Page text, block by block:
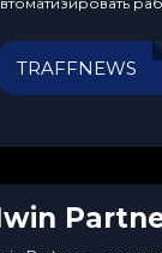
TRAFFNEWS